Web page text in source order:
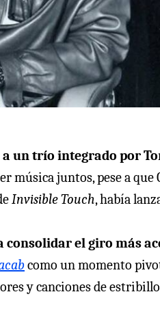
a un trío integrado por
música juntos, pese a
Invisible Touch, había
consolidar el giro más
como un momento
y canciones de